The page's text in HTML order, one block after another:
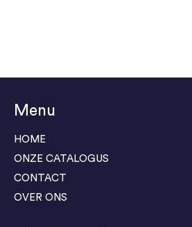
Menu
HOME
ONZE CATALOGUS
CONTACT
OVER ONS